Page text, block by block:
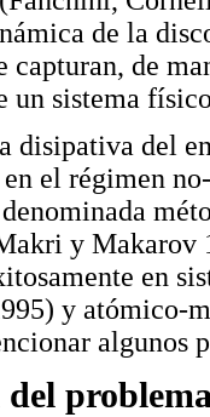
de la
capturan, de
un sistema
disipativa del
el régimen
y Makarov
en
y atómico-
algunos